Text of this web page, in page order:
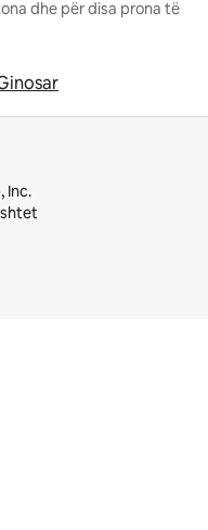
dhe për disa prona të
Inc.